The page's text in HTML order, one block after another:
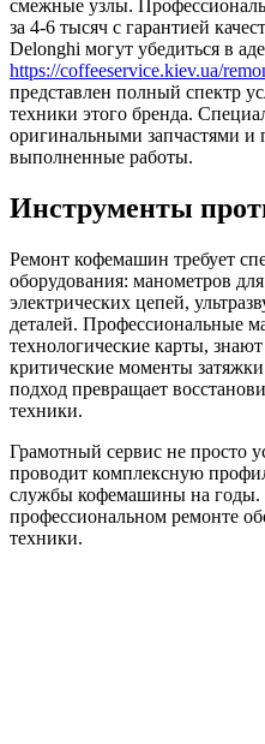
смежные узлы.
за 4-6 тысяч с гарантией
Delonghi могут убедиться в
https://coffeeservice.kiev.ua/
представлен полный спектр
техники этого бренда.
оригинальными запчастями и
выполненные работы.
Инструменты
Ремонт кофемашин требует
оборудования: манометров
электрических цепей,
деталей. Профессиональные
технологические карты,
критические моменты
подход превращает
техники.
Грамотный сервис не просто
проводит комплексную
службы кофемашины на годы.
профессиональном ремонте
техники.